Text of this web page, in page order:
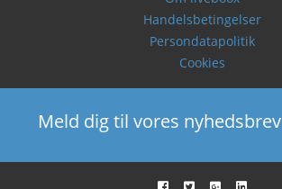
Handelsbetingelser
Persondatapolitik
Cookies
Meld dig til vores nyhedsbrev